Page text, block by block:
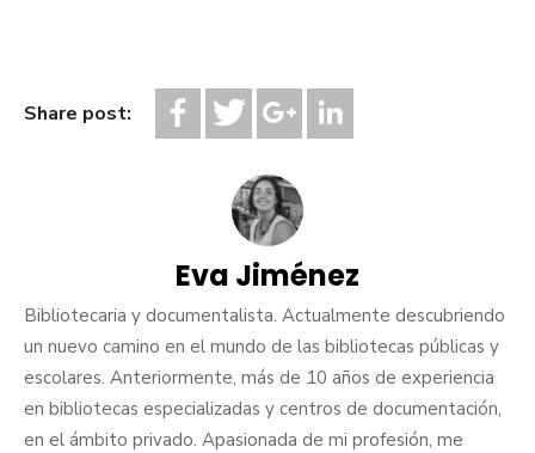
Share post:
Eva Jiménez
Bibliotecaria y documentalista. Actualmente descubriendo
un nuevo camino en el mundo de las bibliotecas públicas y
escolares. Anteriormente, más de 10 años de experiencia
en bibliotecas especializadas y centros de documentación,
en el ámbito privado. Apasionada de mi profesión, me